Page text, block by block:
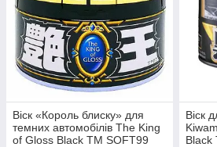
Віск «Король блиску» для
темних автомобілів The King
of Gloss Black ТМ SOFT99
Віск
Black